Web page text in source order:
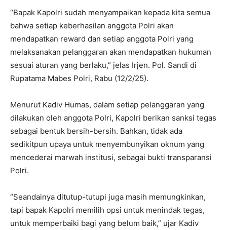
“Bapak Kapolri sudah menyampaikan kepada kita semua
bahwa setiap keberhasilan anggota Polri akan
mendapatkan reward dan setiap anggota Polri yang
melaksanakan pelanggaran akan mendapatkan hukuman
sesuai aturan yang berlaku,” jelas Irjen. Pol. Sandi di
Rupatama Mabes Polri, Rabu (12/2/25).
Menurut Kadiv Humas, dalam setiap pelanggaran yang
dilakukan oleh anggota Polri, Kapolri berikan sanksi tegas
sebagai bentuk bersih-bersih. Bahkan, tidak ada
sedikitpun upaya untuk menyembunyikan oknum yang
mencederai marwah institusi, sebagai bukti transparansi
Polri.
“Seandainya ditutup-tutupi juga masih memungkinkan,
tapi bapak Kapolri memilih opsi untuk menindak tegas,
untuk memperbaiki bagi yang belum baik,” ujar Kadiv